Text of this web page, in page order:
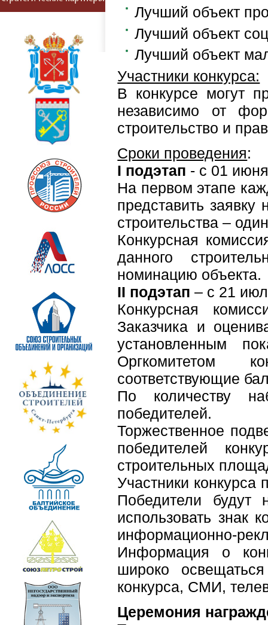
Лучший объект
Лучший объект
Лучший объект
Участники конкурса:
В конкурсе могут
независимо от
строительство и
Сроки проведения:
I подэтап - с 01
На первом этапе
представить заявку
строительства –
Конкурсная
данного
номинацию объекта.
II подэтап– с 21
Конкурсная
Заказчика и
установленным
Оргкомитетом
соответствующие
По количеству
победителей.
Торжественное
победителей
строительных
Участники конкурса
Победители
использовать знак
информационно-
Информация о
широко
конкурса, СМИ,
Церемония